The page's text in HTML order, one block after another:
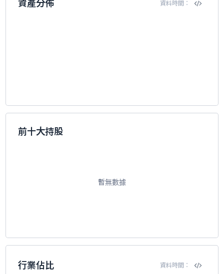
資產分佈 資料時間：
前十大持股
暫無數據
行業佔比 資料時間：